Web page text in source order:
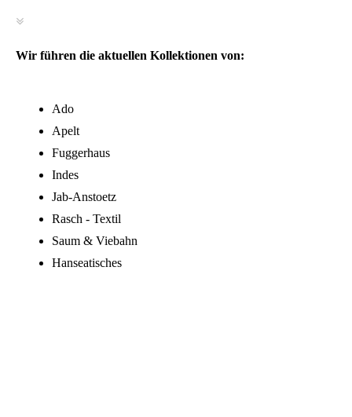
Wir führen die aktuellen Kollektionen von:
Ado
Apelt
Fuggerhaus
Indes
Jab-Anstoetz
Rasch - Textil
Saum & Viebahn
Hanseatisches